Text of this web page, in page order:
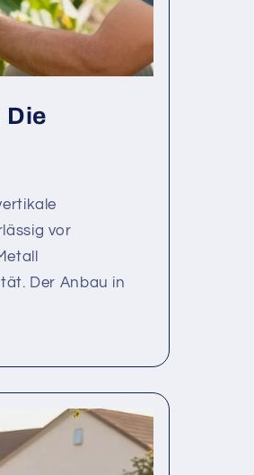
Die
vor
Der Anbau in